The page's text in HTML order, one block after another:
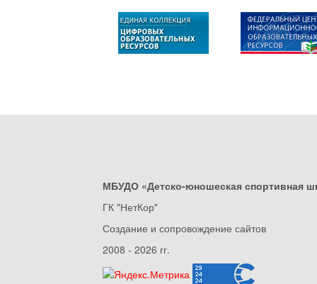
МБУДО «Детско-юношеская спортивная
ГК "НетКор"
Создание и сопровождение сайтов
2008 - 2026 гг.